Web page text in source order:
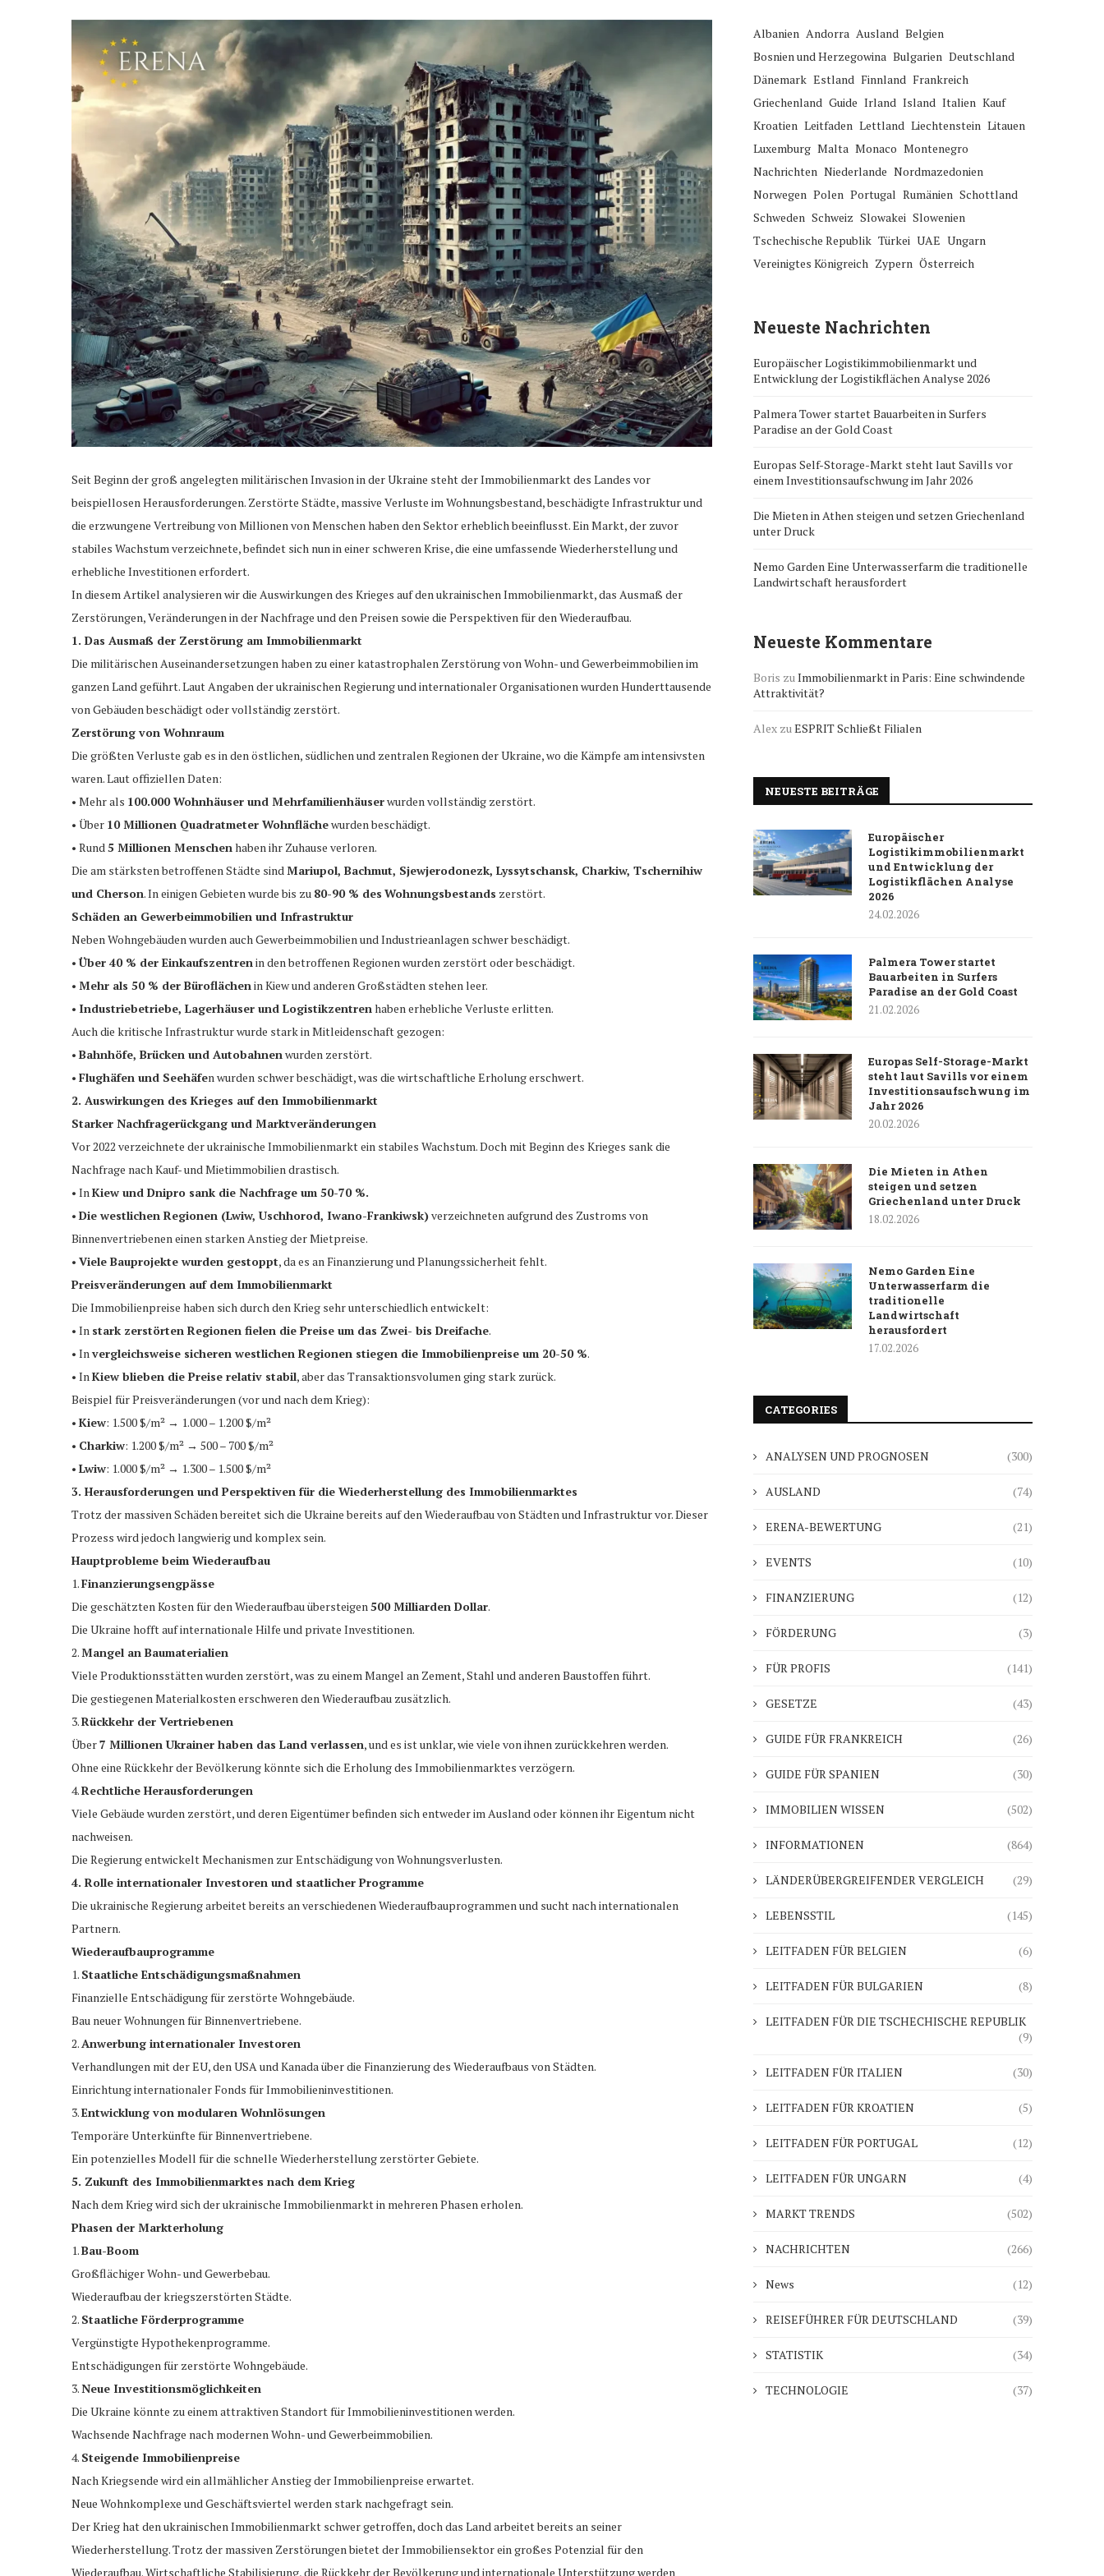
Seit Beginn der groß angelegten militärischen Invasion in der Ukraine steht der Immobilienmarkt des Landes vor
beispiellosen Herausforderungen. Zerstörte Städte, massive Verluste im Wohnungsbestand, beschädigte Infrastruktur und
die erzwungene Vertreibung von Millionen von Menschen haben den Sektor erheblich beeinflusst. Ein Markt, der zuvor
stabiles Wachstum verzeichnete, befindet sich nun in einer schweren Krise, die eine umfassende Wiederherstellung und
erhebliche Investitionen erfordert.
In diesem Artikel analysieren wir die Auswirkungen des Krieges auf den ukrainischen Immobilienmarkt, das Ausmaß der
Zerstörungen, Veränderungen in der Nachfrage und den Preisen sowie die Perspektiven für den Wiederaufbau.
1. Das Ausmaß der Zerstörung am Immobilienmarkt
Die militärischen Auseinandersetzungen haben zu einer katastrophalen Zerstörung von Wohn- und Gewerbeimmobilien im
ganzen Land geführt. Laut Angaben der ukrainischen Regierung und internationaler Organisationen wurden Hunderttausende
von Gebäuden beschädigt oder vollständig zerstört.
Zerstörung von Wohnraum
Die größten Verluste gab es in den östlichen, südlichen und zentralen Regionen der Ukraine, wo die Kämpfe am intensivsten
waren. Laut offiziellen Daten:
• Mehr als 100.000 Wohnhäuser und Mehrfamilienhäuserwurden vollständig zerstört.
• Über 10 Millionen Quadratmeter Wohnflächewurden beschädigt.
• Rund5 Millionen Menschenhaben ihr Zuhause verloren.
Die am stärksten betroffenen Städte sindMariupol, Bachmut, Sjewjerodonezk, Lyssytschansk, Charkiw, Tschernihiw
und Cherson. In einigen Gebieten wurde bis zu 80-90 % des Wohnungsbestands zerstört.
Schäden an Gewerbeimmobilien und Infrastruktur
Neben Wohngebäuden wurden auch Gewerbeimmobilien und Industrieanlagen schwer beschädigt.
• Über 40 % der Einkaufszentrenin den betroffenen Regionen wurden zerstört oder beschädigt.
• Mehr als 50 % der Büroflächenin Kiew und anderen Großstädten stehen leer.
• Industriebetriebe, Lagerhäuser und Logistikzentrenhaben erhebliche Verluste erlitten.
Auch die kritische Infrastruktur wurde stark in Mitleidenschaft gezogen:
• Bahnhöfe, Brücken und Autobahnenwurden zerstört.
• Flughäfen und Seehäfen wurden schwer beschädigt, was die wirtschaftliche Erholung erschwert.
2. Auswirkungen des Krieges auf den Immobilienmarkt
Starker Nachfragerückgang und Marktveränderungen
Vor 2022 verzeichnete der ukrainische Immobilienmarkt ein stabiles Wachstum. Doch mit Beginn des Krieges sank die
Nachfrage nach Kauf- und Mietimmobilien drastisch.
• InKiew und Dnipro sank die Nachfrage um 50-70 %.
• Die westlichen Regionen (Lwiw, Uschhorod, Iwano-Frankiwsk)verzeichneten aufgrund des Zustroms von
Binnenvertriebenen einen starken Anstieg der Mietpreise.
• Viele Bauprojekte wurden gestoppt, da es an Finanzierung und Planungssicherheit fehlt.
Preisveränderungen auf dem Immobilienmarkt
Die Immobilienpreise haben sich durch den Krieg sehr unterschiedlich entwickelt:
• In stark zerstörten Regionen fielen die Preise um das Zwei- bis Dreifache.
• Invergleichsweise sicheren westlichen Regionen stiegen die Immobilienpreise um 20-50 %.
• InKiew blieben die Preise relativ stabil, aber das Transaktionsvolumen ging stark zurück.
Beispiel für Preisveränderungen (vor und nach dem Krieg):
• Kiew: 1.500 $/m² → 1.000 – 1.200 $/m²
• Charkiw: 1.200 $/m² → 500 – 700 $/m²
• Lwiw: 1.000 $/m² → 1.300 – 1.500 $/m²
3. Herausforderungen und Perspektiven für die Wiederherstellung des Immobilienmarktes
Trotz der massiven Schäden bereitet sich die Ukraine bereits auf den Wiederaufbau von Städten und Infrastruktur vor. Dieser
Prozess wird jedoch langwierig und komplex sein.
Hauptprobleme beim Wiederaufbau
1.Finanzierungsengpässe
Die geschätzten Kosten für den Wiederaufbau übersteigen500 Milliarden Dollar.
Die Ukraine hofft auf internationale Hilfe und private Investitionen.
2.Mangel an Baumaterialien
Viele Produktionsstätten wurden zerstört, was zu einem Mangel an Zement, Stahl und anderen Baustoffen führt.
Die gestiegenen Materialkosten erschweren den Wiederaufbau zusätzlich.
3.Rückkehr der Vertriebenen
Über7 Millionen Ukrainer haben das Land verlassen, und es ist unklar, wie viele von ihnen zurückkehren werden.
Ohne eine Rückkehr der Bevölkerung könnte sich die Erholung des Immobilienmarktes verzögern.
4.Rechtliche Herausforderungen
Viele Gebäude wurden zerstört, und deren Eigentümer befinden sich entweder im Ausland oder können ihr Eigentum nicht
nachweisen.
Die Regierung entwickelt Mechanismen zur Entschädigung von Wohnungsverlusten.
4. Rolle internationaler Investoren und staatlicher Programme
Die ukrainische Regierung arbeitet bereits an verschiedenen Wiederaufbauprogrammen und sucht nach internationalen
Partnern.
Wiederaufbauprogramme
1. Staatliche Entschädigungsmaßnahmen
Finanzielle Entschädigung für zerstörte Wohngebäude.
Bau neuer Wohnungen für Binnenvertriebene.
2.Anwerbung internationaler Investoren
Verhandlungen mit der EU, den USA und Kanada über die Finanzierung des Wiederaufbaus von Städten.
Einrichtung internationaler Fonds für Immobilieninvestitionen.
3.Entwicklung von modularen Wohnlösungen
Temporäre Unterkünfte für Binnenvertriebene.
Ein potenzielles Modell für die schnelle Wiederherstellung zerstörter Gebiete.
5. Zukunft des Immobilienmarktes nach dem Krieg
Nach dem Krieg wird sich der ukrainische Immobilienmarkt in mehreren Phasen erholen.
Phasen der Markterholung
1.Bau-Boom
Großflächiger Wohn- und Gewerbebau.
Wiederaufbau der kriegszerstörten Städte.
2. Staatliche Förderprogramme
Vergünstigte Hypothekenprogramme.
Entschädigungen für zerstörte Wohngebäude.
3.Neue Investitionsmöglichkeiten
Die Ukraine könnte zu einem attraktiven Standort für Immobilieninvestitionen werden.
Wachsende Nachfrage nach modernen Wohn- und Gewerbeimmobilien.
4. Steigende Immobilienpreise
Nach Kriegsende wird ein allmählicher Anstieg der Immobilienpreise erwartet.
Neue Wohnkomplexe und Geschäftsviertel werden stark nachgefragt sein.
Der Krieg hat den ukrainischen Immobilienmarkt schwer getroffen, doch das Land arbeitet bereits an seiner
Wiederherstellung. Trotz der massiven Zerstörungen bietet der Immobiliensektor ein großes Potenzial für den
Wiederaufbau. Wirtschaftliche Stabilisierung, die Rückkehr der Bevölkerung und internationale Unterstützung werden
Albanien Andorra Ausland Belgien
Bosnien und Herzegowina Bulgarien Deutschland
Dänemark Estland Finnland Frankreich
Griechenland Guide Irland Island Italien Kauf
Kroatien Leitfaden Lettland Liechtenstein Litauen
Luxemburg Malta Monaco Montenegro
Nachrichten Niederlande Nordmazedonien
Norwegen Polen Portugal Rumänien Schottland
Schweden Schweiz Slowakei Slowenien
Tschechische Republik Türkei UAE Ungarn
Vereinigtes Königreich Zypern Österreich
Neueste Nachrichten
Europäischer Logistikimmobilienmarkt und
Entwicklung der Logistikflächen Analyse 2026
Palmera Tower startet Bauarbeiten in Surfers
Paradise an der Gold Coast
Europas Self-Storage-Markt steht laut Savills vor
einem Investitionsaufschwung im Jahr 2026
Die Mieten in Athen steigen und setzen Griechenland
unter Druck
Nemo Garden Eine Unterwasserfarm die traditionelle
Landwirtschaft herausfordert
Neueste Kommentare
Boris zuImmobilienmarkt in Paris: Eine schwindende
Attraktivität?
Alex zuESPRIT Schließt Filialen
NEUESTE BEITRÄGE
Europäischer
Logistikimmobilienmarkt
und Entwicklung der
Logistikflächen Analyse
2026
24.02.2026
Palmera Tower startet
Bauarbeiten in Surfers
Paradise an der Gold Coast
21.02.2026
Europas Self-Storage-Markt
steht laut Savills vor einem
Investitionsaufschwung im
Jahr 2026
20.02.2026
Die Mieten in Athen
steigen und setzen
Griechenland unter Druck
18.02.2026
Nemo Garden Eine
Unterwasserfarm die
traditionelle
Landwirtschaft
herausfordert
17.02.2026
CATEGORIES
ANALYSEN UND PROGNOSEN (300)
AUSLAND (74)
ERENA-BEWERTUNG (21)
EVENTS (10)
FINANZIERUNG (12)
FÖRDERUNG (3)
FÜR PROFIS (141)
GESETZE (43)
GUIDE FÜR FRANKREICH (26)
GUIDE FÜR SPANIEN (30)
IMMOBILIEN WISSEN (502)
INFORMATIONEN (864)
LÄNDERÜBERGREIFENDER VERGLEICH (29)
LEBENSSTIL (145)
LEITFADEN FÜR BELGIEN (6)
LEITFADEN FÜR BULGARIEN (8)
LEITFADEN FÜR DIE TSCHECHISCHE REPUBLIK
(9)
LEITFADEN FÜR ITALIEN (30)
LEITFADEN FÜR KROATIEN (5)
LEITFADEN FÜR PORTUGAL (12)
LEITFADEN FÜR UNGARN (4)
MARKT TRENDS (502)
NACHRICHTEN (266)
News (12)
REISEFÜHRER FÜR DEUTSCHLAND (39)
STATISTIK (34)
TECHNOLOGIE (37)